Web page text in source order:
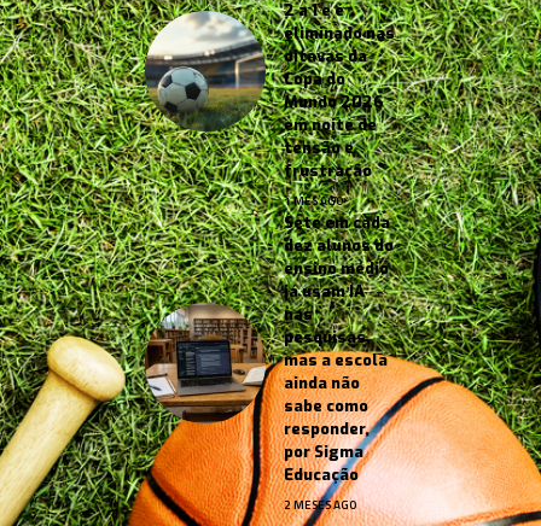
2 a 1 e é
eliminado nas
oitavas da
Copa do
Mundo 2026
em noite de
tensão e
frustração
1 MÊS AGO
Sete em cada
dez alunos do
ensino médio
já usam IA
nas
pesquisas,
mas a escola
ainda não
sabe como
responder,
por Sigma
Educação
2 MESES AGO